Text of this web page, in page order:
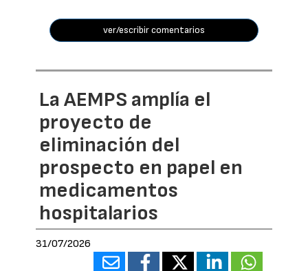
ver/escribir comentarios
La AEMPS amplía el
proyecto de
eliminación del
prospecto en papel en
medicamentos
hospitalarios
31/07/2026